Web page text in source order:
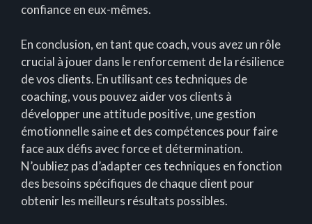
confiance en eux-mêmes.
En conclusion, en tant que coach, vous avez un rôle
crucial à jouer dans le renforcement de la résilience
de vos clients. En utilisant ces techniques de
coaching, vous pouvez aider vos clients à
développer une attitude positive, une gestion
émotionnelle saine et des compétences pour faire
face aux défis avec force et détermination.
N’oubliez pas d’adapter ces techniques en fonction
des besoins spécifiques de chaque client pour
obtenir les meilleurs résultats possibles.